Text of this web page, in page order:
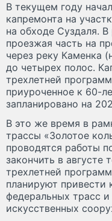
В текущем году
капремонта на
на обходе Суздаля. В
проезжая часть на
через реку Каменка
до четырех полос.
трехлетней
приуроченное к 60-
запланировано на
В это же время в
трассы «Золотое
проводятся работы
закончить в августе
трехлетней
планируют привести
федеральных трасс
искусственных